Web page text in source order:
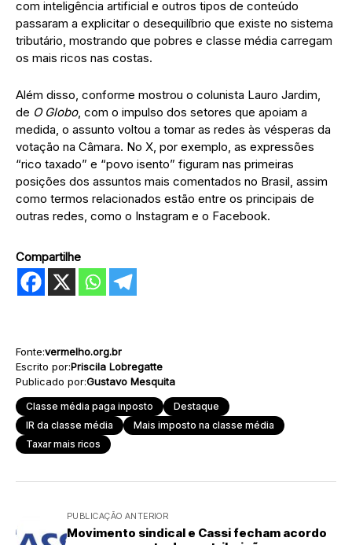
com inteligência artificial e outros tipos de conteúdo
passaram a explicitar o desequilíbrio que existe no sistema
tributário, mostrando que pobres e classe média carregam
os mais ricos nas costas.
Além disso, conforme mostrou o colunista Lauro Jardim,
de O Globo, com o impulso dos setores que apoiam a
medida, o assunto voltou a tomar as redes às vésperas da
votação na Câmara. No X, por exemplo, as expressões
“rico taxado” e “povo isento” figuram nas primeiras
posições dos assuntos mais comentados no Brasil, assim
como termos relacionados estão entre os principais de
outras redes, como o Instagram e o Facebook.
Compartilhe
Fonte:vermelho.org.br
Escrito por:Priscila Lobregatte
Publicado por:Gustavo Mesquita
Classe média paga inposto
Destaque
IR da classe média
Mais imposto na classe média
Taxar mais ricos
PUBLICAÇÃO ANTERIOR
Movimento sindical e Cassi fecham acordo